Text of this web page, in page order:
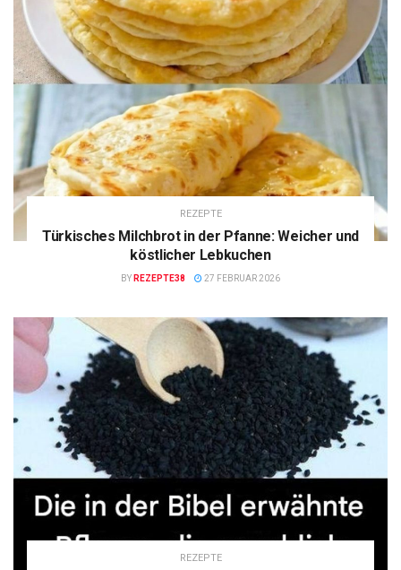
REZEPTE
Türkisches Milchbrot in der Pfanne: Weicher und
köstlicher Lebkuchen
BY REZEPTE38 27 FEBRUAR 2026
REZEPTE